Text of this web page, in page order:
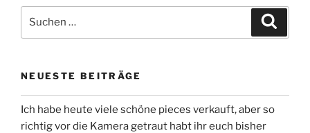
nach:
NEUESTE BEITRÄGE
Ich habe heute viele schöne pieces verkauft, aber so
richtig vor die Kamera getraut habt ihr euch bisher